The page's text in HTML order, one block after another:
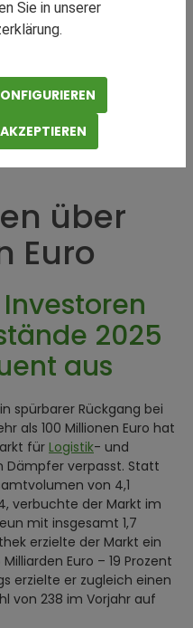
über
Euro
2025
aus
spürbarer Rückgang bei
als 100 Millionen Euro hat
fürLogistik- und
Dämpfer verpasst. Statt
von 4,1
verbuchte der Markt im
mit insgesamt 1,7
erzielte der Markt ein
Euro – 19 Prozent
erzielte er zugleich einen
von 238 im Vorjahr auf
Sie in unserer